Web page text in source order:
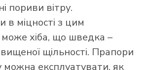
пориви вітру.
в міцності з цим
може хіба, що шведка –
щільності. Прапори
можна експлуатувати, як